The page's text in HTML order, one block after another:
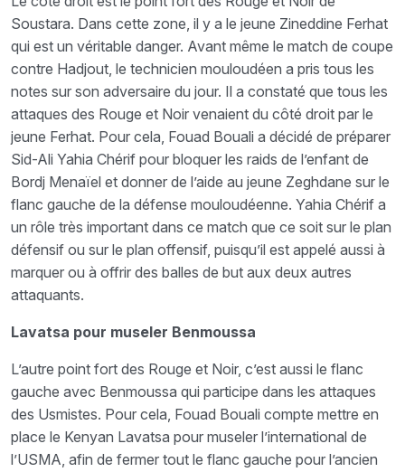
Soustara. Dans cette zone, il y a le jeune Zineddine Ferhat
qui est un véritable danger. Avant même le match de coupe
contre Hadjout, le technicien mouloudéen a pris tous les
notes sur son adversaire du jour. Il a constaté que tous les
attaques des Rouge et Noir venaient du côté droit par le
jeune Ferhat. Pour cela, Fouad Bouali a décidé de préparer
Sid-Ali Yahia Chérif pour bloquer les raids de l’enfant de
Bordj Menaïel et donner de l’aide au jeune Zeghdane sur le
flanc gauche de la défense mouloudéenne. Yahia Chérif a
un rôle très important dans ce match que ce soit sur le plan
défensif ou sur le plan offensif, puisqu’il est appelé aussi à
marquer ou à offrir des balles de but aux deux autres
attaquants.
Lavatsa pour museler Benmoussa
L’autre point fort des Rouge et Noir, c’est aussi le flanc
gauche avec Benmoussa qui participe dans les attaques
des Usmistes. Pour cela, Fouad Bouali compte mettre en
place le Kenyan Lavatsa pour museler l’international de
l’USMA, afin de fermer tout le flanc gauche pour l’ancien